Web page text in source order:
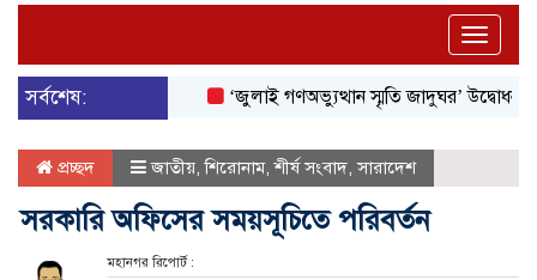
Toggle
সর্বশেষ:
‘জুলাই গণঅভ্যুত্থান স্মৃতি জাদুঘর’ উদ্বোধন করলেন
প্রচ্ছদ জাতীয়,শিরোনাম,শীর্ষ সংবাদ,সারাদেশ
সরকারি অফিসের সময়সূচিতে পরিবর্তন
মহানগর রিপোর্ট :